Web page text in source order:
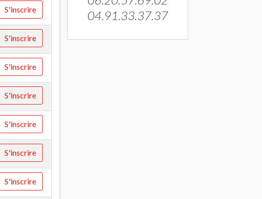
S'inscrire
S'inscrire
S'inscrire
S'inscrire
S'inscrire
S'inscrire
S'inscrire
04.91.33.37.37